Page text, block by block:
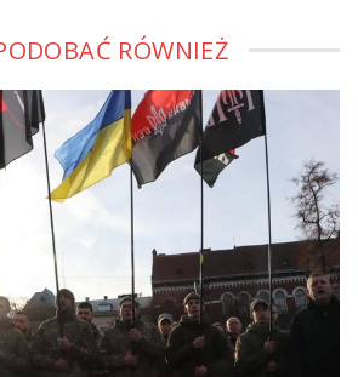
RÓWNIEŻ